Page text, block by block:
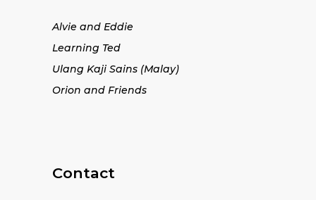
Alvie and Eddie
Learning Ted
Ulang Kaji Sains (Malay)
Orion and Friends
Contact